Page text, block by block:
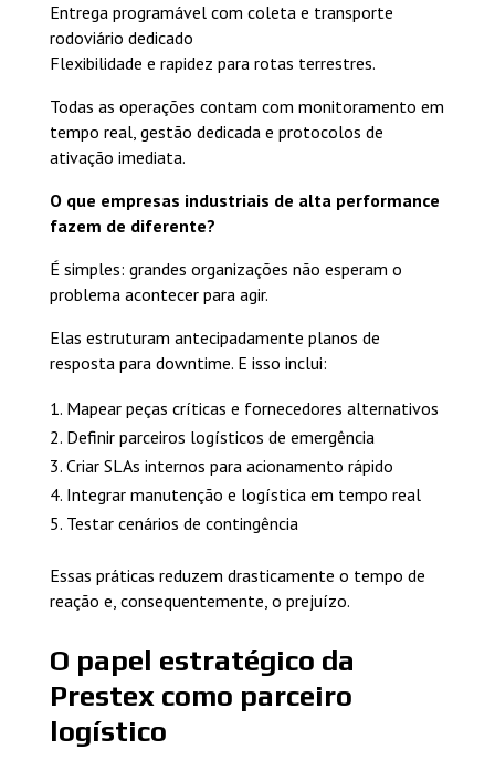
Entrega programável com coleta e transporte
rodoviário dedicado
Flexibilidade e rapidez para rotas terrestres.
Todas as operações contam com monitoramento em
tempo real, gestão dedicada e protocolos de
ativação imediata.
O que empresas industriais de alta performance
fazem de diferente?
É simples: grandes organizações não esperam o
problema acontecer para agir.
Elas estruturam antecipadamente planos de
resposta para downtime. E isso inclui:
Mapear peças críticas e fornecedores alternativos
Definir parceiros logísticos de emergência
Criar SLAs internos para acionamento rápido
Integrar manutenção e logística em tempo real
Testar cenários de contingência
Essas práticas reduzem drasticamente o tempo de
reação e, consequentemente, o prejuízo.
O papel estratégico da
Prestex como parceiro
logístico